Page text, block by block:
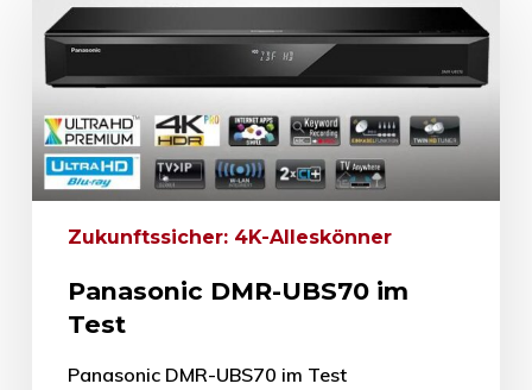
Zukunftssicher: 4K-Alleskönner
Panasonic DMR-UBS70 im
Test
Panasonic DMR-UBS70 im Test